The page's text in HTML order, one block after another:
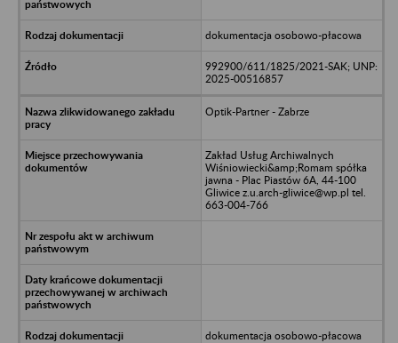
dokumentacja osobowo-płacowa
992900/611/1825/2021-SAK; UNP:
2025-00516857
Optik-Partner - Zabrze
Zakład Usług Archiwalnych
Wiśniowiecki&amp;Romam spółka
jawna - Plac Piastów 6A, 44-100
Gliwice z.u.arch-gliwice@wp.pl tel.
663-004-766
dokumentacja osobowo-płacowa